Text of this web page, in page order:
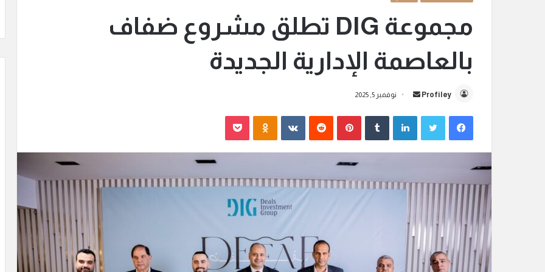
مجموعة DIG تطلق مشروع ضفاف
بالعاصمة الإدارية الجديدة
Profiley
س
ل
ب
ي
ت
نوفمبر 5, 2025
فيسبوك لينكدإن بينتيريست ‏VKontakte